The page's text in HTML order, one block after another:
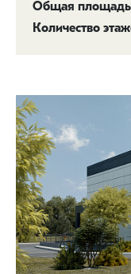
Общая
Количество